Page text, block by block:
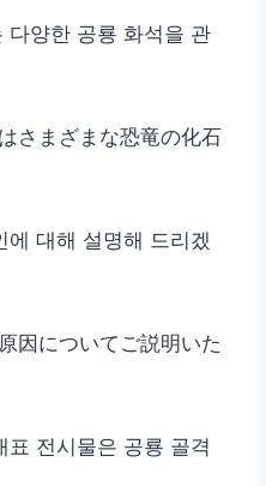
다양한 공룡 화석을 관
さまざまな恐竜の化石
에 대해 설명해 드리겠
因についてご説明いた
표 전시물은 공룡 골격